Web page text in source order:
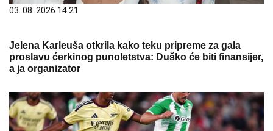
03. 08. 2026 14:21
Jelena Karleuša otkrila kako teku pripreme za gala
proslavu ćerkinog punoletstva: Duško će biti finansijer,
a ja organizator